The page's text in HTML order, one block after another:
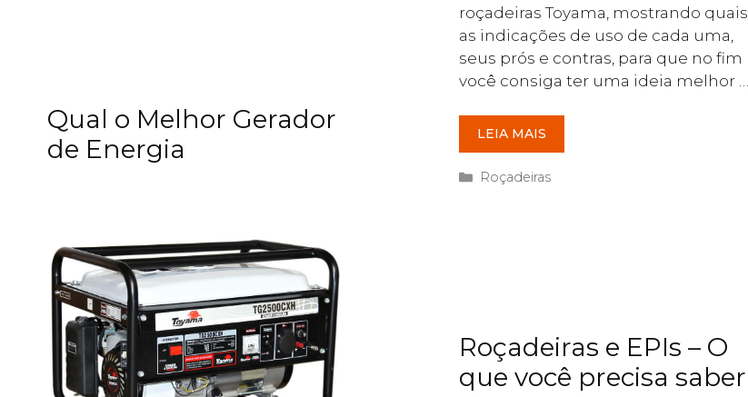
roçadeiras Toyama, mostrando quais
as indicações de uso de cada uma,
seus prós e contras, para que no fim
você consiga ter uma ideia melhor …
LEIA MAIS
Categorias
Roçadeiras
Qual o Melhor Gerador
de Energia
Roçadeiras e EPIs – O
que você precisa saber